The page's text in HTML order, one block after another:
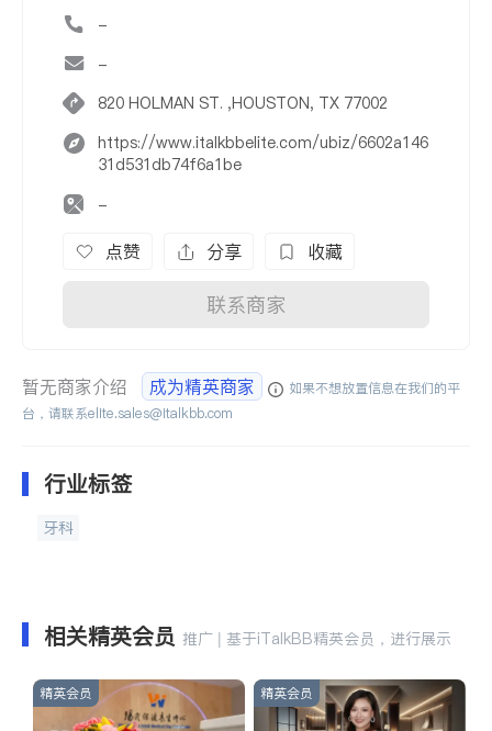
-
-
820 HOLMAN ST. ,HOUSTON, TX 77002
https://www.italkbbelite.com/ubiz/6602a146
31d531db74f6a1be
-
点赞 分享 收藏
联系商家
暂无商家介绍 成为精英商家
如果不想放置信息在我们的平
台，请联系elite.sales@italkbb.com
行业标签
牙科
相关精英会员 推广 | 基于iTalkBB精英会员，进行展示
精英会员 精英会员